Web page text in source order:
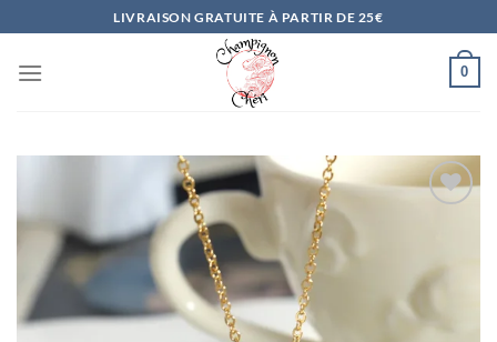
au
contenu
LIVRAISON GRATUITE À PARTIR DE 25€
0
Ajouter
à la
d’envies